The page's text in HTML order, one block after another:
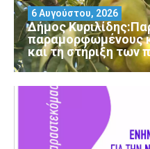
Δήμος
παραμορφωμένους
και τη στήριξη
6 Αυγούστου, 2026